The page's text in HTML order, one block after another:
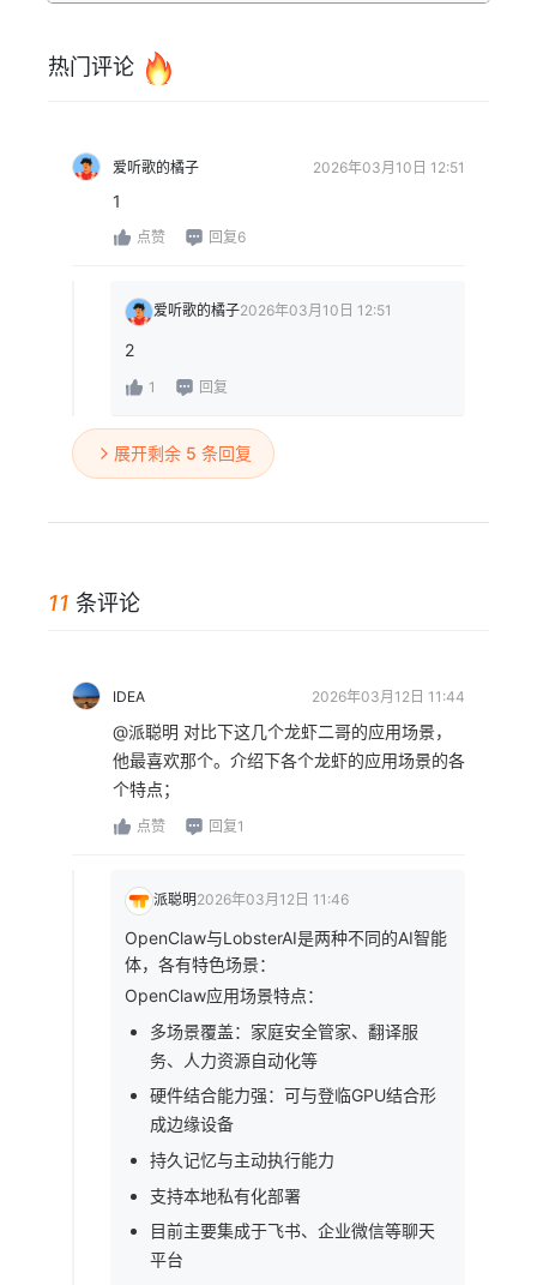
热门评论
爱听歌的橘子 2026年03月10日 12:51
1
点赞 回复6
爱听歌的橘子2026年03月10日 12:51
2
1 回复
展开剩余 5 条回复
11 条评论
IDEA 2026年03月12日 11:44
@派聪明 对比下这几个龙虾二哥的应用场景，
他最喜欢那个。介绍下各个龙虾的应用场景的各
个特点；
点赞 回复1
派聪明2026年03月12日 11:46
OpenClaw与LobsterAI是两种不同的AI智能
体，各有特色场景：
OpenClaw应用场景特点：
多场景覆盖：家庭安全管家、翻译服
务、人力资源自动化等
硬件结合能力强：可与登临GPU结合形
成边缘设备
持久记忆与主动执行能力
支持本地私有化部署
目前主要集成于飞书、企业微信等聊天
平台